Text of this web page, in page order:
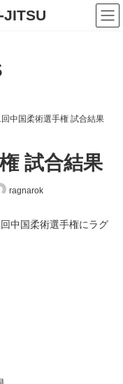
JITSU
中国柔術選手権 試合結果
試合結果
ragnarok
中国柔術選手権にラグ